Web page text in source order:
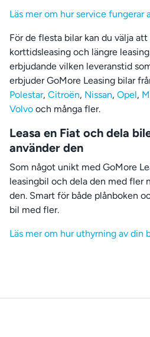
Läs mer om hur service fungerar
För de flesta bilar kan du välja
korttidsleasing och längre
erbjudande vilken leveranstid
erbjuder GoMore Leasing bilar
Polestar, Citroën, Nissan, Opel,
Volvo och många fler.
Leasa en Fiat och dela
använder den
Som något unikt med GoMore
leasingbil och dela den med fler
den. Smart för både plånboken
bil med fler.
Läs mer om hur uthyrning av din